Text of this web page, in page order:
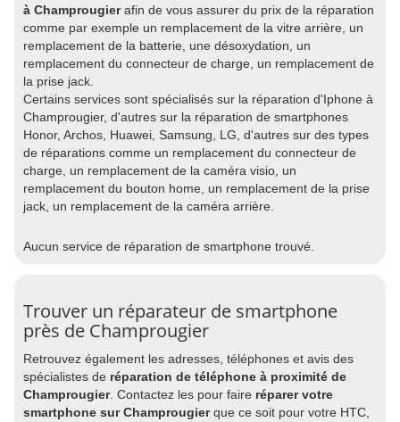
à Champrougierafin de vous assurer du prix de la réparation
comme par exemple un remplacement de la vitre arrière, un
remplacement de la batterie, une désoxydation, un
remplacement du connecteur de charge, un remplacement de
la prise jack.
Certains services sont spécialisés sur la réparation d'Iphone à
Champrougier, d'autres sur la réparation de smartphones
Honor, Archos, Huawei, Samsung, LG, d'autres sur des types
de réparations comme un remplacement du connecteur de
charge, un remplacement de la caméra visio, un
remplacement du bouton home, un remplacement de la prise
jack, un remplacement de la caméra arrière.
Aucun service de réparation de smartphone trouvé.
Trouver un réparateur de smartphone
près de Champrougier
Retrouvez également les adresses, téléphones et avis des
spécialistes de réparation de téléphone à proximité de
Champrougier. Contactez les pour faire réparer votre
smartphone sur Champrougierque ce soit pour votre HTC,